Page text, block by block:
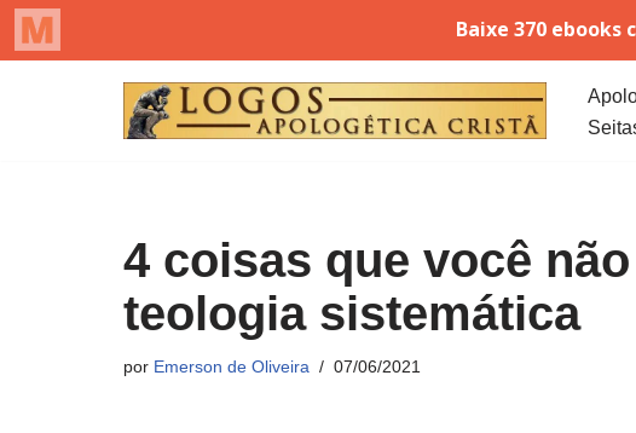
4 coisas que você
teologia sistemática
por Emerson de Oliveira 07/06/2021